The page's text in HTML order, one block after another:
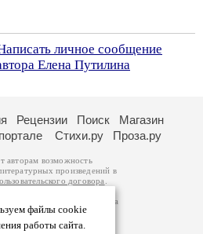
личное сообщение
Елена Путилина
файлы cookie
работы сайта.
Рецензии Поиск
Магазин
Стихи.ру Проза.ру
авторам возможность
произведений в
договора
принадлежат авторам
произведений возможна
которому вы можете
Ответственность за
самостоятельно на